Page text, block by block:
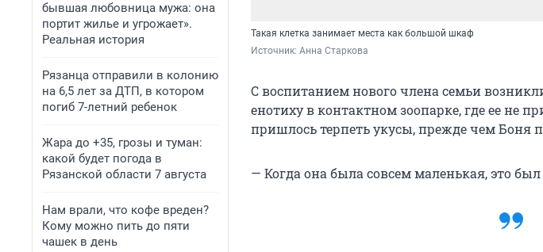
бывшая любовница мужа: она
портит жилье и угрожает».
Реальная история
Рязанца отправили в колонию
на 6,5 лет за ДТП, в котором
погиб 7-летний ребенок
Жара до +35, грозы и туман:
какой будет погода в
Рязанской области 7 августа
Нам врали, что кофе вреден?
Кому можно пить до пяти
чашек в день
Такая клетка занимает места как большой шкаф
Источник: Анна Старкова
С воспитанием нового члена семьи
енотиху в контактном зоопарке, где ее не
пришлось терпеть укусы, прежде чем Боня
— Когда она была совсем маленькая, это